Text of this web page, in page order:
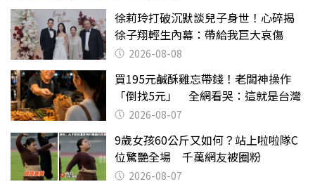
徐莉玲打破沉默談兒子身世！心碎揭
徐子翔輕生內幕：帶給我巨大哀傷
2026-08-08
買195元鹹酥雞忘帶錢！老闆神操作
「倒找5元」 全網看哭：這就是台灣
2026-08-07
9歲女孩60公斤又如何？站上啦啦隊C
位驚艷全場 千萬網友被圈粉
2026-08-07